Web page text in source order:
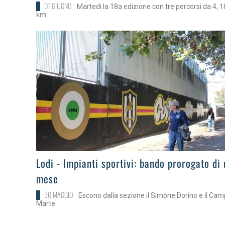
01 GIUGNO
Martedì la 18a edizione con tre percorsi da 4,
km
>Lodi - Impianti sportivi: bando prorogato di
mese
30 MAGGIO
Escono dalla sezione il Simone Dorino e il
Marte